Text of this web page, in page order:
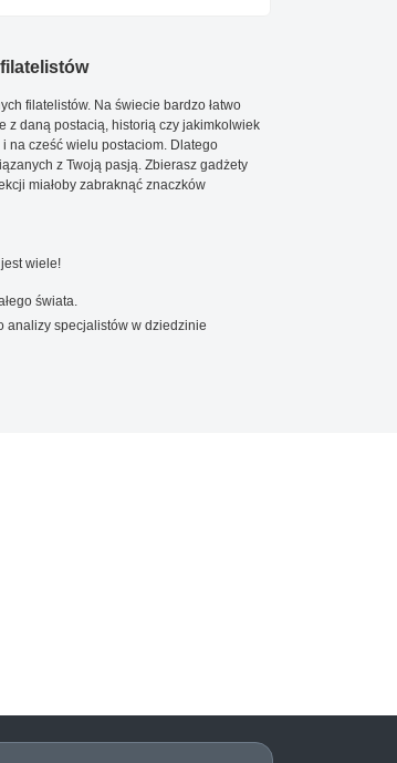
filatelistów. Na świecie bardzo łatwo
z daną postacią, historią czy jakimkolwiek
na cześć wielu postaciom. Dlatego
z Twoją pasją. Zbierasz gadżety
miałoby zabraknąć znaczków
wiele!
świata.
analizy specjalistów w dziedzinie